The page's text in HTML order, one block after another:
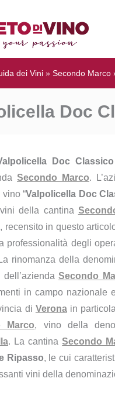
dei Vini » Secondo Marco
Doc
Doc
Secondo Marco.
vino “Valpolicella Doc
della cantina
recensito in questo
professionalità degli
rinomanza della
dell’azienda Secondo
in campo
di Veronain
Marco, vino della
. La cantinaSecondo
Ripasso, le cui
vini della